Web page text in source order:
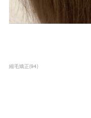
縮毛矯正(94)